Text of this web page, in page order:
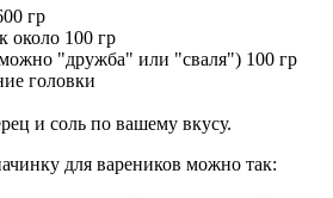
гр
около 100 гр
"дружба" или "сваля") 100 гр
головки
и соль по вашему вкусу.
для вареников можно так: